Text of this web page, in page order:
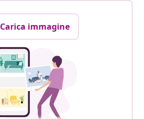
Carica immagine